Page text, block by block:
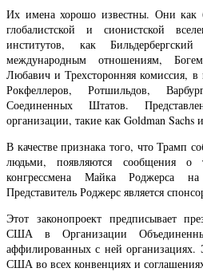
Их имена хорошо известны. Они как
глобалистской и сионистской
институтов, как
международным отношениям,
Любавич и Трехсторонняя комиссия, в
Рокфеллеров, Ротшильдов,
Соединенных Штатов.
организации, такие как Goldman Sachs
В качестве признака того, что Трамп
людьми, появляются сообщения о
конгрессмена Майка Роджерса
Представитель Роджерс является
Этот законопроект предписывает
США в Организации
аффилированных с ней организациях.
США во всех конвенциях и